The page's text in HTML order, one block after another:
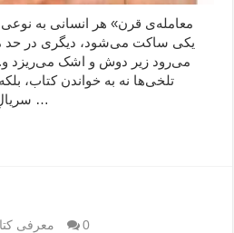
یکی ساکت می‌شود، دیگری در
می‌رود زیر دوش و اشک می‌ریزد و..
تلخی‌ها نه به خواندن کتاب،
سریالِ مرتبط با علت ناراحتی‌اش …
معرفی 0